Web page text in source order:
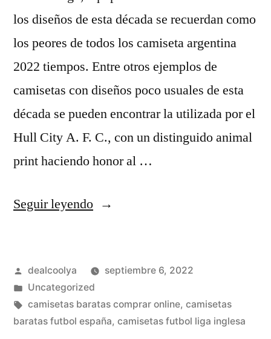
los diseños de esta década se recuerdan como
los peores de todos los camiseta argentina
2022 tiempos. Entre otros ejemplos de
camisetas con diseños poco usuales de esta
década se pueden encontrar la utilizada por el
Hull City A. F. C., con un distinguido animal
print haciendo honor al …
Seguir leyendo«camiseta
futbol»
Publicado
por
dealcoolya
septiembre 6, 2022
Publicado
en
Uncategorized
Etiquetas:
camisetas baratas comprar online, camisetas
baratas futbol españa, camisetas futbol liga inglesa